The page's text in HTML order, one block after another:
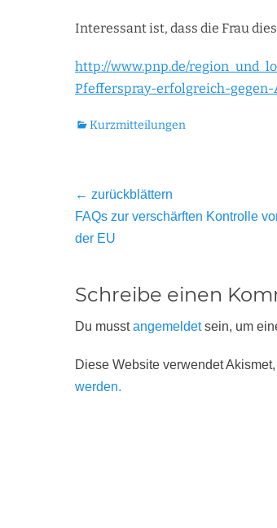
Interessant ist, dass die Frau
http://www.pnp.de/
Pfefferspray-erfolgreich-
Kategorien
Kurzmitteilungen
← zurückblättern
Vorheriger
Beitrag:
FAQs zur verschärften Kontrolle
der EU
Schreibe einen
Du musstangemeldetsein, um
Diese Website verwendet
werden.